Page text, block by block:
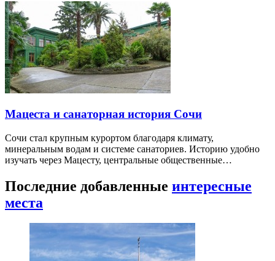
Мацеста и санаторная история Сочи
Сочи стал крупным курортом благодаря климату,
минеральным водам и системе санаториев. Историю удобно
изучать через Мацесту, центральные общественные…
Последние добавленные интересные
места